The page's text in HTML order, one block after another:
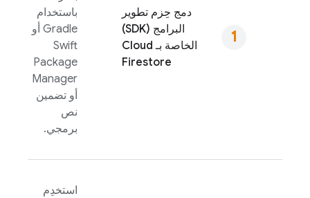
دمج حِزم تطوير
البرامج (SDK)
الخاصة بـ Cloud
Firestore
باستخدام
Gradle أو
Swift
Package
Manager
أو تضمين
نص
برمجي.
استخدِم